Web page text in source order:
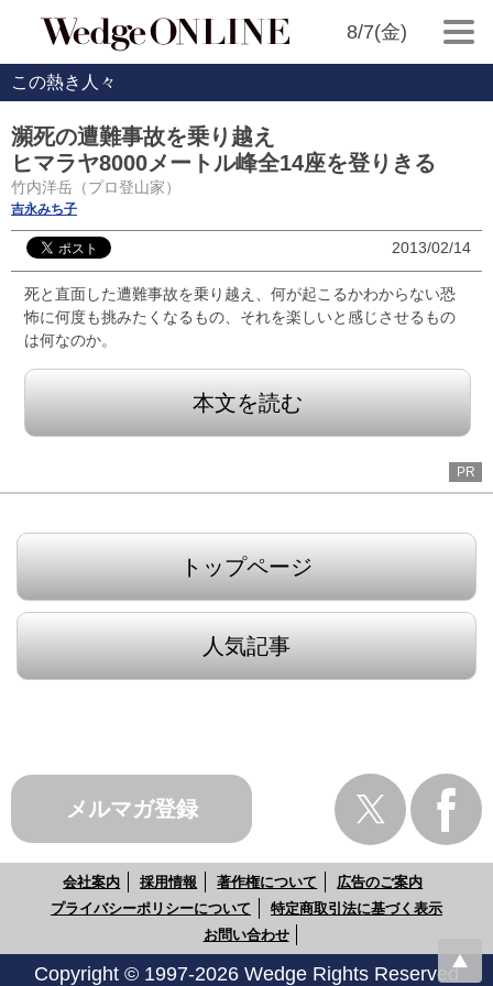
8/7(金)
この熱き人々
瀕死の遭難事故を乗り越え
ヒマラヤ8000メートル峰全14座を登りきる
竹内洋岳（プロ登山家）
吉永みち子
2013/02/14
死と直面した遭難事故を乗り越え、何が起こるかわからない恐
怖に何度も挑みたくなるもの、それを楽しいと感じさせるもの
は何なのか。
本文を読む
PR
トップページ
人気記事
メルマガ登録
会社案内 採用情報 著作権について
広告のご案内
プライバシーポリシーについて
特定商取引法に基づく表示
お問い合わせ
Copyright © 1997-2026 Wedge Rights Reserved